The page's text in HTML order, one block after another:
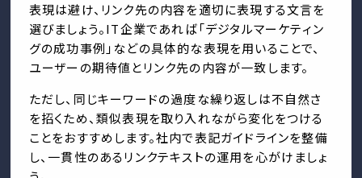
表現は避け、リンク先の内容を適切に表現する文言を
選びましょう。IT企業であれば「デジタルマーケティン
グの成功事例」などの具体的な表現を用いることで、
ユーザーの期待値とリンク先の内容が一致します。
ただし、同じキーワードの過度な繰り返しは不自然さ
を招くため、類似表現を取り入れながら変化をつける
ことをおすすめします。社内で表記ガイドラインを整備
し、一貫性のあるリンクテキストの運用を心がけましょ